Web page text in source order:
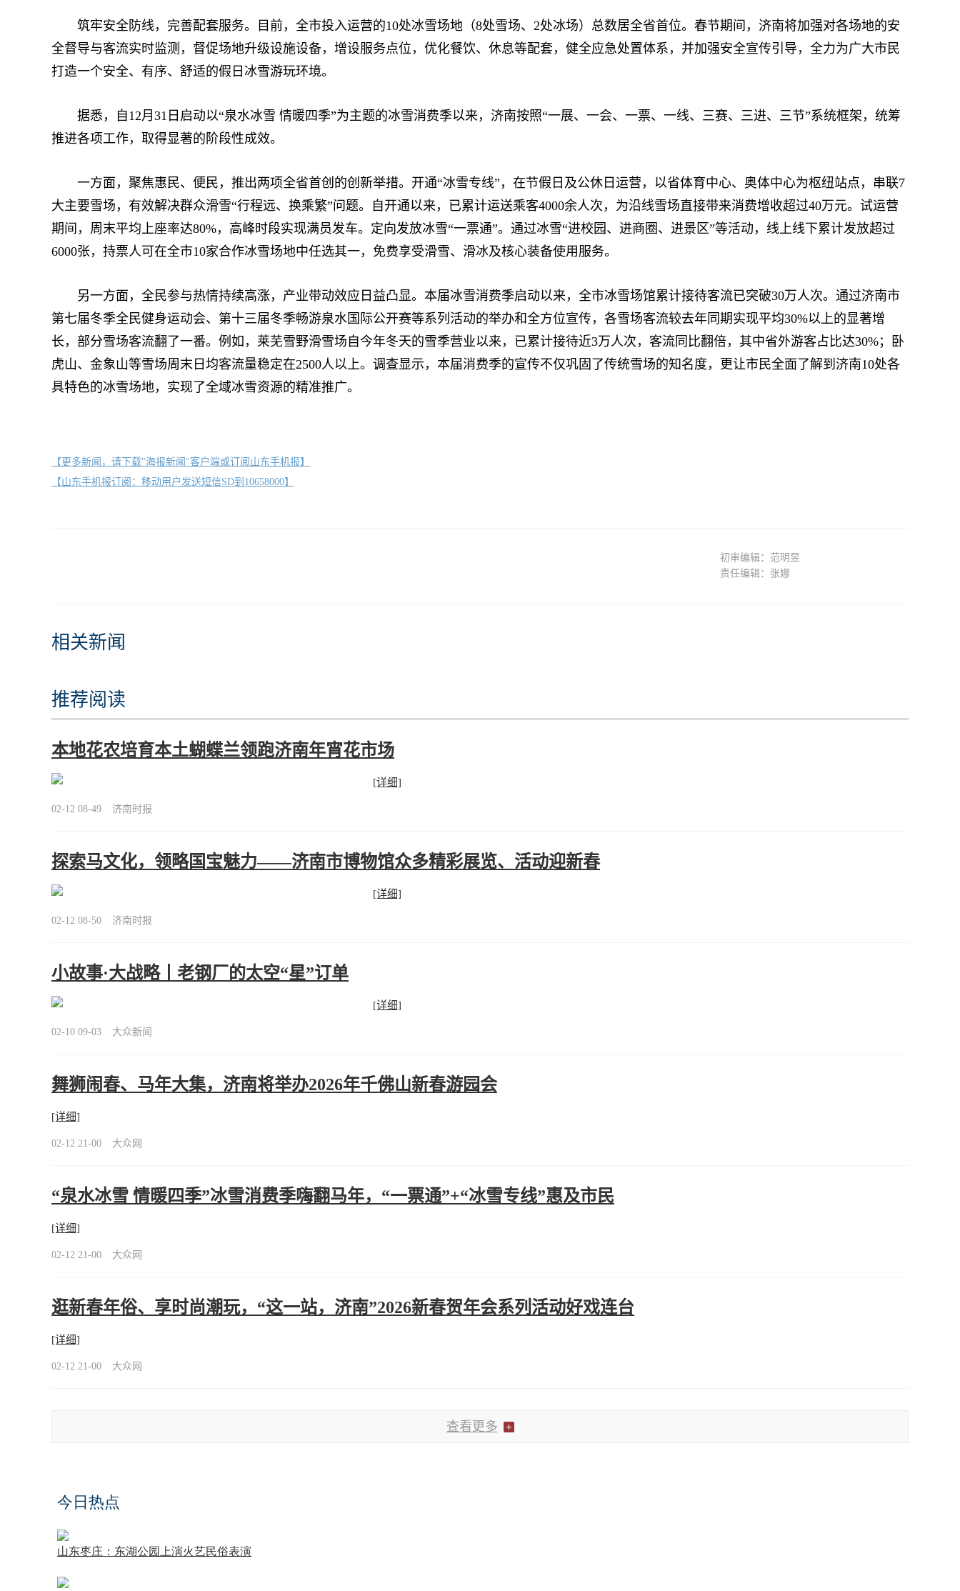
筑牢安全防线，完善配套服务。目前，全市投入运营的10处冰雪场地（8处雪场、2处冰场）总数居全省首位。春节期间，济南将加强对各场地的安
全督导与客流实时监测，督促场地升级设施设备，增设服务点位，优化餐饮、休息等配套，健全应急处置体系，并加强安全宣传引导，全力为广大市民
打造一个安全、有序、舒适的假日冰雪游玩环境。
据悉，自12月31日启动以“泉水冰雪 情暖四季”为主题的冰雪消费季以来，济南按照“一展、一会、一票、一线、三赛、三进、三节”系统框架，统筹
推进各项工作，取得显著的阶段性成效。
一方面，聚焦惠民、便民，推出两项全省首创的创新举措。开通“冰雪专线”，在节假日及公休日运营，以省体育中心、奥体中心为枢纽站点，串联7
大主要雪场，有效解决群众滑雪“行程远、换乘繁”问题。自开通以来，已累计运送乘客4000余人次，为沿线雪场直接带来消费增收超过40万元。试运营
期间，周末平均上座率达80%，高峰时段实现满员发车。定向发放冰雪“一票通”。通过冰雪“进校园、进商圈、进景区”等活动，线上线下累计发放超过
6000张，持票人可在全市10家合作冰雪场地中任选其一，免费享受滑雪、滑冰及核心装备使用服务。
另一方面，全民参与热情持续高涨，产业带动效应日益凸显。本届冰雪消费季启动以来，全市冰雪场馆累计接待客流已突破30万人次。通过济南市
第七届冬季全民健身运动会、第十三届冬季畅游泉水国际公开赛等系列活动的举办和全方位宣传，各雪场客流较去年同期实现平均30%以上的显著增
长，部分雪场客流翻了一番。例如，莱芜雪野滑雪场自今年冬天的雪季营业以来，已累计接待近3万人次，客流同比翻倍，其中省外游客占比达30%；卧
虎山、金象山等雪场周末日均客流量稳定在2500人以上。调查显示，本届消费季的宣传不仅巩固了传统雪场的知名度，更让市民全面了解到济南10处各
具特色的冰雪场地，实现了全域冰雪资源的精准推广。
【更多新闻，请下载"海报新闻"客户端或订阅山东手机报】
【山东手机报订阅：移动用户发送短信SD到10658000】
初审编辑：范明昱
责任编辑：张娜
相关新闻
推荐阅读
本地花农培育本土蝴蝶兰领跑济南年宵花市场
[详细]
02-12 08-49 济南时报
探索马文化，领略国宝魅力——济南市博物馆众多精彩展览、活动迎新春
[详细]
02-12 08-50 济南时报
小故事·大战略丨老钢厂的太空“星”订单
[详细]
02-10 09-03 大众新闻
舞狮闹春、马年大集，济南将举办2026年千佛山新春游园会
[详细]
02-12 21-00 大众网
“泉水冰雪 情暖四季”冰雪消费季嗨翻马年，“一票通”+“冰雪专线”惠及市民
[详细]
02-12 21-00 大众网
逛新春年俗、享时尚潮玩，“这一站，济南”2026新春贺年会系列活动好戏连台
[详细]
02-12 21-00 大众网
查看更多